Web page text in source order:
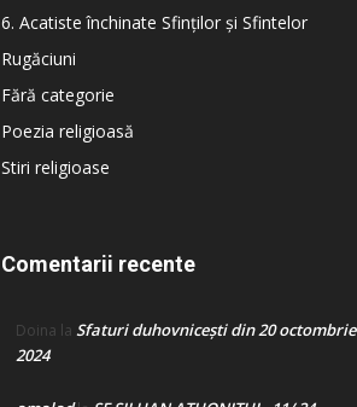
6. Acatiste închinate Sfinților și Sfintelor
Rugăciuni
Fără categorie
Poezia religioasă
Stiri religioase
Comentarii recente
Doina la Sfaturi duhovnicești din 20 octombrie
2024